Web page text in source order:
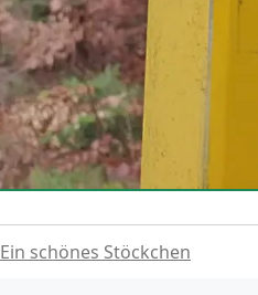
Ein schönes Stöckchen